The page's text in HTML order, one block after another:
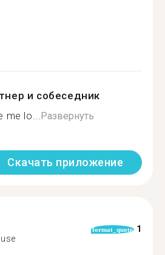
и собеседник
me lo... Развернуть
Скачать приложение
format_quote 1